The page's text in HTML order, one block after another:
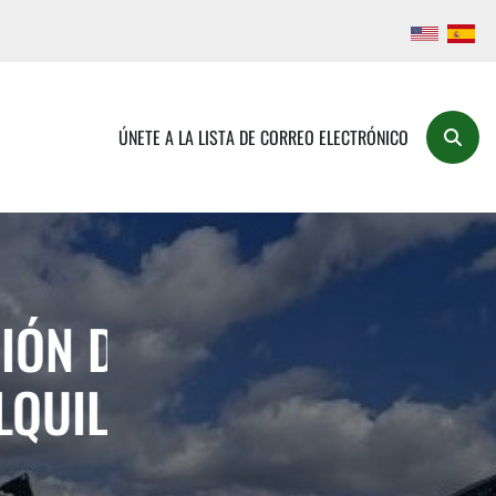
ÚNETE A LA LISTA DE CORREO ELECTRÓNICO Buscar
Y
VENTA Y
EQUIPOS